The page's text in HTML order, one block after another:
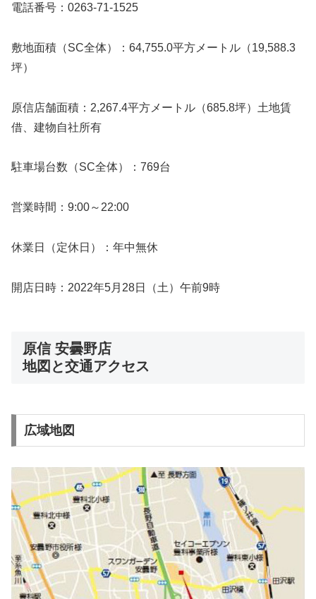
電話番号：0263-71-1525
敷地面積（SC全体）：64,755.0平方メートル（19,588.3
坪）
原信店舗面積：2,267.4平方メートル（685.8坪）土地賃
借、建物自社所有
駐車場台数（SC全体）：769台
営業時間：9:00～22:00
休業日（定休日）：年中無休
開店日時：2022年5月28日（土）午前9時
原信 安曇野店
地図と交通アクセス
広域地図